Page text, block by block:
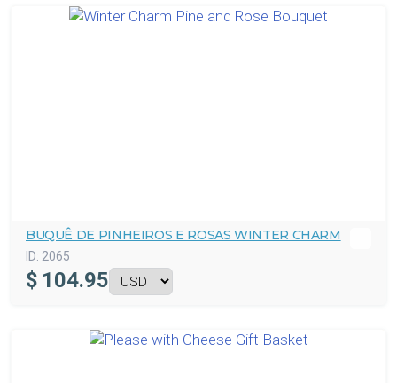
BUQUÊ DE PINHEIROS E ROSAS WINTER CHARM
ID: 2065
$ 104.95